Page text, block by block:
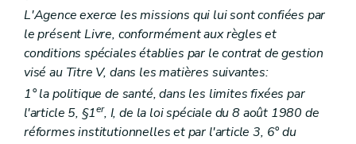
Chapitre II Titres de fonctionnement
Section 1 re
Principe général
Art. 71
Section 2 Agrément
Sous-section 1
Conditions
Art. 72
Art. 73
Art. 74
Art. 75
L'Agence exerce les missions qui lui sont confiées par
le présent Livre, conformément aux règles et
conditions spéciales établies par le contrat de gestion
visé au Titre V, dans les matières suivantes:
1° la politique de santé, dans les limites fixées par
l'article 5, §1er, I, de la loi spéciale du 8 août 1980 de
réformes institutionnelles et par l'article 3, 6° du